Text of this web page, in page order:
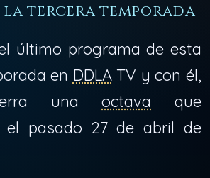
la tercera temporada
último programa de esta
en DDLATV y con él,
unaoctava que
el pasado 27 de abril de